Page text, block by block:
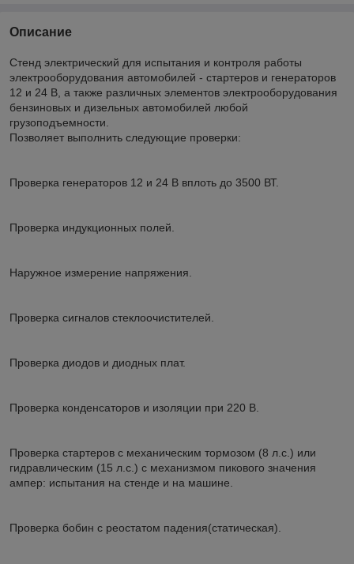
Описание
Стенд электрический для испытания и контроля работы
электрооборудования автомобилей - стартеров и генераторов
12 и 24 В, а также различных элементов электрооборудования
бензиновых и дизельных автомобилей любой
грузоподъемности.
Позволяет выполнить следующие проверки:
Проверка генераторов 12 и 24 В вплоть до 3500 ВТ.
Проверка индукционных полей.
Наружное измерение напряжения.
Проверка сигналов стеклоочистителей.
Проверка диодов и диодных плат.
Проверка конденсаторов и изоляции при 220 В.
Проверка стартеров с механическим тормозом (8 л.с.) или
гидравлическим (15 л.с.) с механизмом пикового значения
ампер: испытания на стенде и на машине.
Проверка бобин с реостатом падения(статическая).